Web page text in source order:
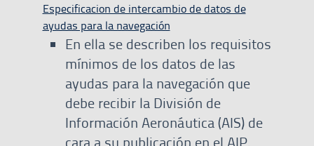
Especificacion de intercambio de datos de
ayudas para la navegación
En ella se describen los requisitos
mínimos de los datos de las
ayudas para la navegación que
debe recibir la División de
Información Aeronáutica (AIS) de
cara a su publicación en el AIP.